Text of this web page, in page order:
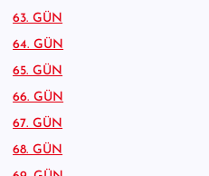
63. GÜN
64. GÜN
65. GÜN
66. GÜN
67. GÜN
68. GÜN